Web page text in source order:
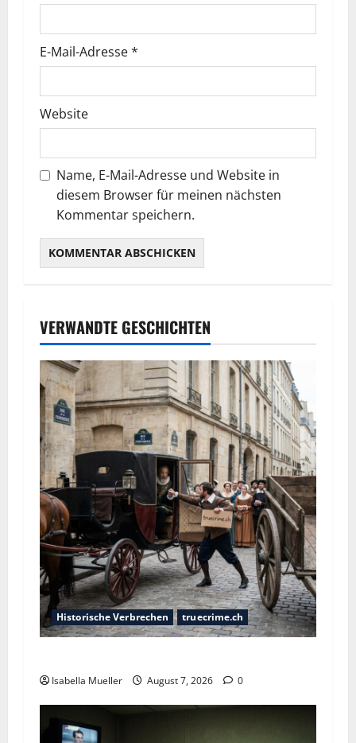
E-Mail-Adresse*
Website
Name, E-Mail-Adresse und Website in
diesem Browser für meinen nächsten
Kommentar speichern.
VERWANDTE GESCHICHTEN
Historische Verbrechen truecrime.ch
Isabella Mueller August 7, 2026 0